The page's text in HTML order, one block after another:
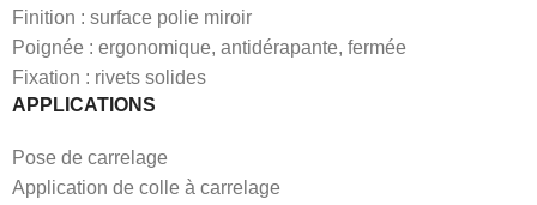
Finition : surface polie miroir
Poignée : ergonomique, antidérapante, fermée
Fixation : rivets solides
APPLICATIONS
Pose de carrelage
Application de colle à carrelage